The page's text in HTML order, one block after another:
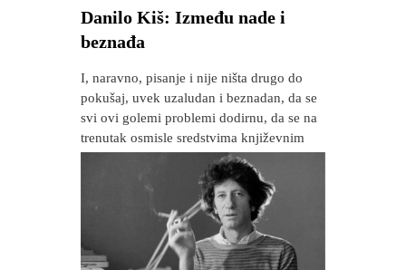
Danilo Kiš: Između nade i
beznađa
I, naravno, pisanje i nije ništa drugo do
pokušaj, uvek uzaludan i beznadan, da se
svi ovi golemi problemi dodirnu, da se na
trenutak osmisle sredstvima književnim